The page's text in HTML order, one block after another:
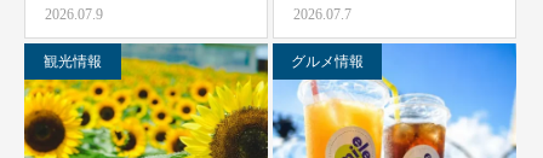
2026.07.9
7/1より海神人の食卓 …
2026.07.7
観光情報 グルメ情報